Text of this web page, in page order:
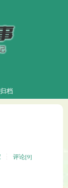
归档
评论[9]